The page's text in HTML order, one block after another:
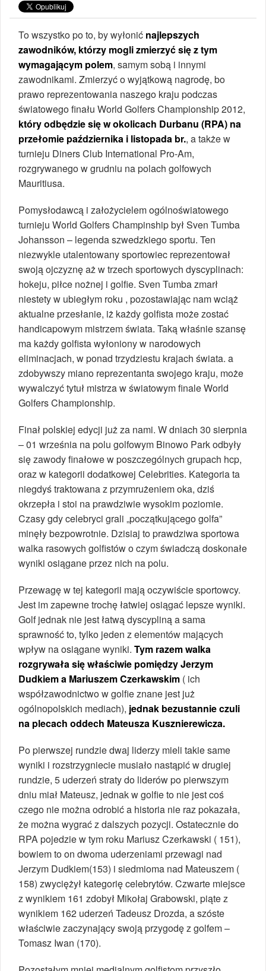
To wszystko po to, by wyłonić najlepszych
zawodników, którzy mogli zmierzyć się z tym
wymagającym polem, samym sobą i innymi
zawodnikami. Zmierzyć o wyjątkową nagrodę, bo
prawo reprezentowania naszego kraju podczas
światowego finału World Golfers Championship 2012,
który odbędzie się w okolicach Durbanu (RPA) na
przełomie października i listopada br., a także w
turnieju Diners Club International Pro-Am,
rozgrywanego w grudniu na polach golfowych
Mauritiusa.
Pomysłodawcą i założycielem ogólnoświatowego
turnieju World Golfers Champinship był Sven Tumba
Johansson – legenda szwedzkiego sportu. Ten
niezwykle utalentowany sportowiec reprezentował
swoją ojczyznę aż w trzech sportowych dyscyplinach:
hokeju, piłce nożnej i golfie. Sven Tumba zmarł
niestety w ubiegłym roku , pozostawiając nam wciąż
aktualne przesłanie, iż każdy golfista może zostać
handicapowym mistrzem świata. Taką właśnie szansę
ma każdy golfista wyłoniony w narodowych
eliminacjach, w ponad trzydziestu krajach świata. a
zdobywszy miano reprezentanta swojego kraju, może
wywalczyć tytuł mistrza w światowym finale World
Golfers Championship.
Finał polskiej edycji już za nami. W dniach 30 sierpnia
– 01 września na polu golfowym Binowo Park odbyły
się zawody finałowe w poszczególnych grupach hcp,
oraz w kategorii dodatkowej Celebrities. Kategoria ta
niegdyś traktowana z przymrużeniem oka, dziś
okrzepła i stoi na prawdziwie wysokim poziomie.
Czasy gdy celebryci grali „początkującego golfa”
minęły bezpowrotnie. Dzisiaj to prawdziwa sportowa
walka rasowych golfistów o czym świadczą doskonałe
wyniki osiągane przez nich na polu.
Przewagę w tej kategorii mają oczywiście sportowcy.
Jest im zapewne trochę łatwiej osiągać lepsze wyniki.
Golf jednak nie jest łatwą dyscypliną a sama
sprawność to, tylko jeden z elementów mających
wpływ na osiągane wyniki. Tym razem walka
rozgrywała się właściwie pomiędzy Jerzym
Dudkiem a Mariuszem Czerkawskim ( ich
współzawodnictwo w golfie znane jest już
ogólnopolskich mediach), jednak bezustannie czuli
na plecach oddech Mateusza Kusznierewicza.
Po pierwszej rundzie dwaj liderzy mieli takie same
wyniki i rozstrzygniecie musiało nastąpić w drugiej
rundzie, 5 uderzeń straty do liderów po pierwszym
dniu miał Mateusz, jednak w golfie to nie jest coś
czego nie można odrobić a historia nie raz pokazała,
że można wygrać z dalszych pozycji. Ostatecznie do
RPA pojedzie w tym roku Mariusz Czerkawski ( 151),
bowiem to on dwoma uderzeniami przewagi nad
Jerzym Dudkiem(153) i siedmioma nad Mateuszem (
158) zwyciężył kategorię celebrytów. Czwarte miejsce
z wynikiem 161 zdobył Mikołaj Grabowski, piąte z
wynikiem 162 uderzeń Tadeusz Drozda, a szóste
właściwie zaczynający swoją przygodę z golfem –
Tomasz Iwan (170).